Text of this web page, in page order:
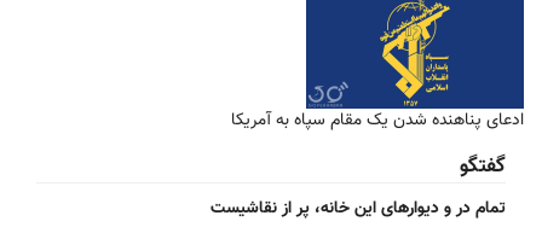
ادعای پناهنده شدن یک مقام سپاه به آمریکا
گفتگو
تمام در و دیوارهای این خانه، پر از نقاشیست